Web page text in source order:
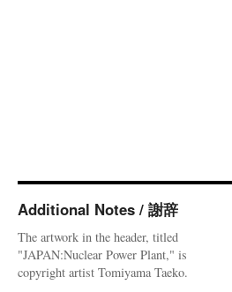
Additional Notes / 謝辞
The artwork in the header, titled
"JAPAN:Nuclear Power Plant," is
copyright artist Tomiyama Taeko.